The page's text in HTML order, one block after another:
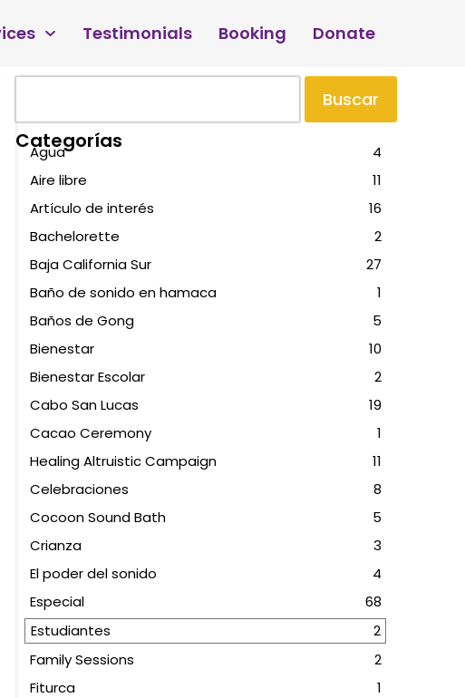
Testimonials Booking Donate
Buscar
Categorías
Agua
4
Aire libre
11
Artículo de interés
16
Bachelorette
2
Baja California Sur
27
Baño de sonido en hamaca
1
Baños de Gong
5
Bienestar
10
Bienestar Escolar
2
Cabo San Lucas
19
Cacao Ceremony
1
Healing Altruistic Campaign
11
Celebraciones
8
Cocoon Sound Bath
5
Crianza
3
El poder del sonido
4
Especial
68
Estudiantes
2
Family Sessions
2
Fiturca
1